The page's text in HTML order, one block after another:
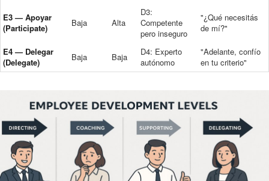
E3 — Apoyar
(Participate)
Baja Alta
D3:
Competente
pero inseguro
"¿Qué necesitás
de mí?"
E4 — Delegar
(Delegate)
Baja Baja
D4: Experto
autónomo
"Adelante, confío
en tu criterio"